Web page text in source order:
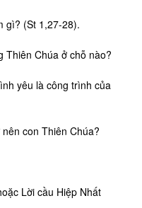
gì? (St 1,27-28).
Thiên Chúa ở chỗ nào?
yêu là công trình của
con Thiên Chúa?
Lời cầu Hiệp Nhất